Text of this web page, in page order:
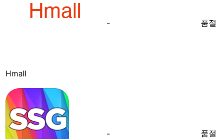
Hmall
- 품절
- 품절